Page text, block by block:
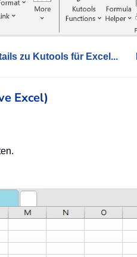
zu Kutools für Excel...
Excel)